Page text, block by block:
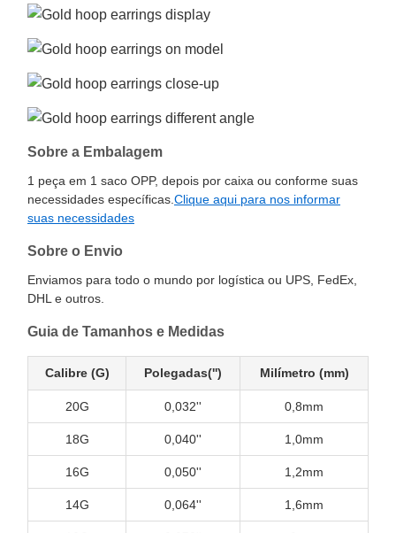
Sobre a Embalagem
1 peça em 1 saco OPP, depois por caixa ou conforme suas
necessidades específicas. Clique aqui para nos informar
suas necessidades
Sobre o Envio
Enviamos para todo o mundo por logística ou UPS, FedEx,
DHL e outros.
Guia de Tamanhos e Medidas
Calibre (G) Polegadas('') Milímetro (mm)
20G 0,032'' 0,8mm
18G 0,040'' 1,0mm
16G 0,050'' 1,2mm
14G 0,064'' 1,6mm